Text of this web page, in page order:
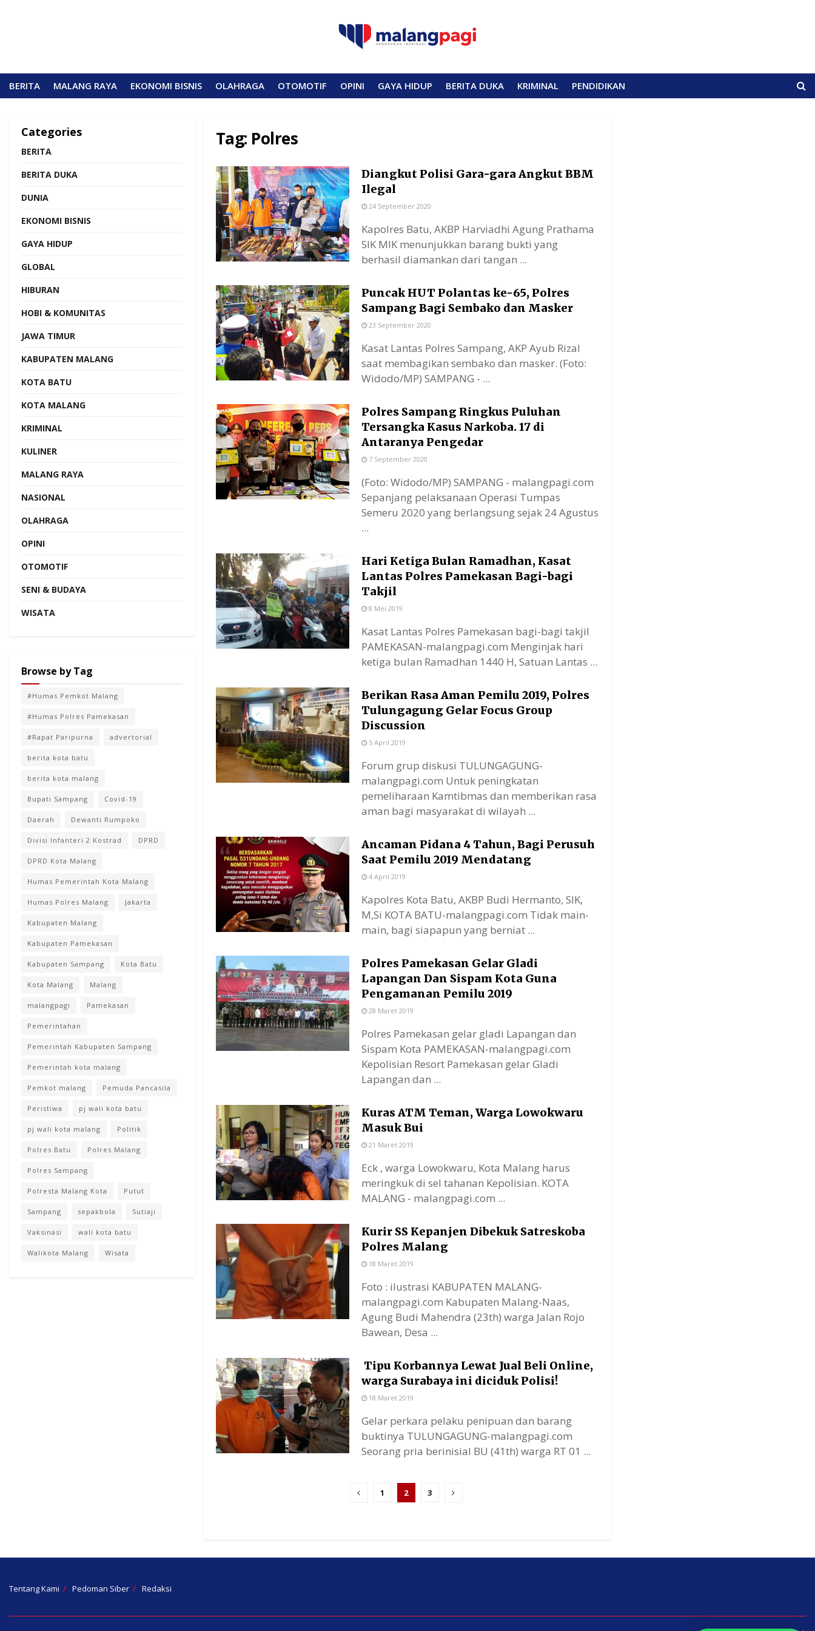
BERITA MALANG RAYA EKONOMI BISNIS OLAHRAGA OTOMOTIF OPINI GAYA HIDUP BERITA DUKA KRIMINAL PENDIDIKAN
Tag: Polres
Diangkut Polisi Gara-gara Angkut BBM
Ilegal
24 September 2020
Kapolres Batu, AKBP Harviadhi Agung Prathama
SIK MIK menunjukkan barang bukti yang
berhasil diamankan dari tangan ...
Puncak HUT Polantas ke-65, Polres
Sampang Bagi Sembako dan Masker
23 September 2020
Kasat Lantas Polres Sampang, AKP Ayub Rizal
saat membagikan sembako dan masker. (Foto:
Widodo/MP) SAMPANG - ...
Polres Sampang Ringkus Puluhan
Tersangka Kasus Narkoba. 17 di
Antaranya Pengedar
7 September 2020
(Foto: Widodo/MP) SAMPANG - malangpagi.com
Sepanjang pelaksanaan Operasi Tumpas
Semeru 2020 yang berlangsung sejak 24 Agustus
...
Hari Ketiga Bulan Ramadhan, Kasat
Lantas Polres Pamekasan Bagi-bagi
Takjil
8 Mei 2019
Kasat Lantas Polres Pamekasan bagi-bagi takjil
PAMEKASAN-malangpagi.com Menginjak hari
ketiga bulan Ramadhan 1440 H, Satuan Lantas ...
Berikan Rasa Aman Pemilu 2019, Polres
Tulungagung Gelar Focus Group
Discussion
5 April 2019
Forum grup diskusi TULUNGAGUNG-
malangpagi.com Untuk peningkatan
pemeliharaan Kamtibmas dan memberikan rasa
aman bagi masyarakat di wilayah ...
Ancaman Pidana 4 Tahun, Bagi Perusuh
Saat Pemilu 2019 Mendatang
4 April 2019
Kapolres Kota Batu, AKBP Budi Hermanto, SIK,
M,Si KOTA BATU-malangpagi.com Tidak main-
main, bagi siapapun yang berniat ...
Polres Pamekasan Gelar Gladi
Lapangan Dan Sispam Kota Guna
Pengamanan Pemilu 2019
28 Maret 2019
Polres Pamekasan gelar gladi Lapangan dan
Sispam Kota PAMEKASAN-malangpagi.com
Kepolisian Resort Pamekasan gelar Gladi
Lapangan dan ...
Kuras ATM Teman, Warga Lowokwaru
Masuk Bui
21 Maret 2019
Eck , warga Lowokwaru, Kota Malang harus
meringkuk di sel tahanan Kepolisian. KOTA
MALANG - malangpagi.com ...
Kurir SS Kepanjen Dibekuk Satreskoba
Polres Malang
18 Maret 2019
Foto : ilustrasi KABUPATEN MALANG-
malangpagi.com Kabupaten Malang-Naas,
Agung Budi Mahendra (23th) warga Jalan Rojo
Bawean, Desa ...
Tipu Korbannya Lewat Jual Beli Online,
warga Surabaya ini diciduk Polisi!
18 Maret 2019
Gelar perkara pelaku penipuan dan barang
buktinya TULUNGAGUNG-malangpagi.com
Seorang pria berinisial BU (41th) warga RT 01 ...
1 2 3
Categories
BERITA
BERITA DUKA
DUNIA
EKONOMI BISNIS
GAYA HIDUP
GLOBAL
HIBURAN
HOBI & KOMUNITAS
JAWA TIMUR
KABUPATEN MALANG
KOTA BATU
KOTA MALANG
KRIMINAL
KULINER
MALANG RAYA
NASIONAL
OLAHRAGA
OPINI
OTOMOTIF
SENI & BUDAYA
WISATA
Browse by Tag
#Humas Pemkot Malang
#Humas Polres Pamekasan
#Rapat Paripurna advertorial
berita kota batu
berita kota malang
Bupati Sampang Covid-19
Daerah Dewanti Rumpoko
Divisi Infanteri 2 Kostrad DPRD
DPRD Kota Malang
Humas Pemerintah Kota Malang
Humas Polres Malang Jakarta
Kabupaten Malang
Kabupaten Pamekasan
Kabupaten Sampang Kota Batu
Kota Malang Malang
malangpagi Pamekasan
Pemerintahan
Pemerintah Kabupaten Sampang
Pemerintah kota malang
Pemkot malang Pemuda Pancasila
Peristiwa pj wali kota batu
pj wali kota malang Politik
Polres Batu Polres Malang
Polres Sampang
Polresta Malang Kota Putut
Sampang sepakbola Sutiaji
Vaksinasi wali kota batu
Walikota Malang Wisata
Tentang Kami Pedoman Siber Redaksi